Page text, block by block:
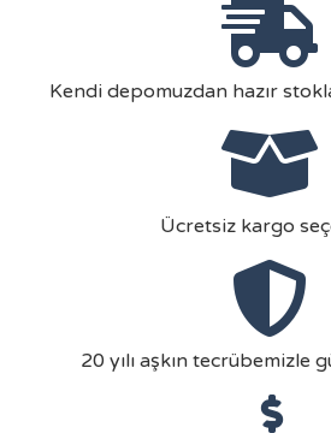
Kendi depomuzdan hazır
Ücretsiz kargo
20 yılı aşkın tecrübemizle